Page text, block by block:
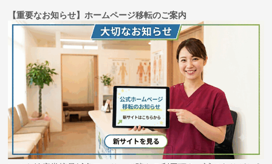
【重要なお知らせ】ホームページ移転のご案内